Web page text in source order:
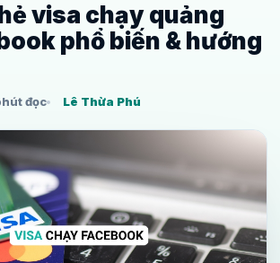
visa chạy quảng
phổ biến & hướng
đọc Lê Thừa Phú